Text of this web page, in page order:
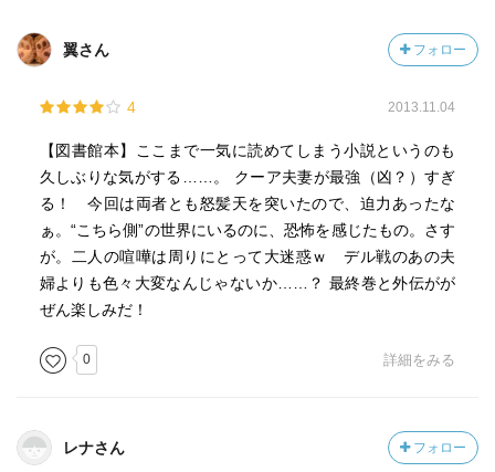
翼さん フォロー
4 2013.11.04
【図書館本】ここまで一気に読めてしまう小説というのも
久しぶりな気がする……。 クーア夫妻が最強（凶？）すぎ
る！ 今回は両者とも怒髪天を突いたので、迫力あったな
ぁ。“こちら側”の世界にいるのに、恐怖を感じたもの。さす
が。二人の喧嘩は周りにとって大迷惑ｗ デル戦のあの夫
婦よりも色々大変なんじゃないか……？ 最終巻と外伝がが
ぜん楽しみだ！
0 詳細をみる
レナさん フォロー